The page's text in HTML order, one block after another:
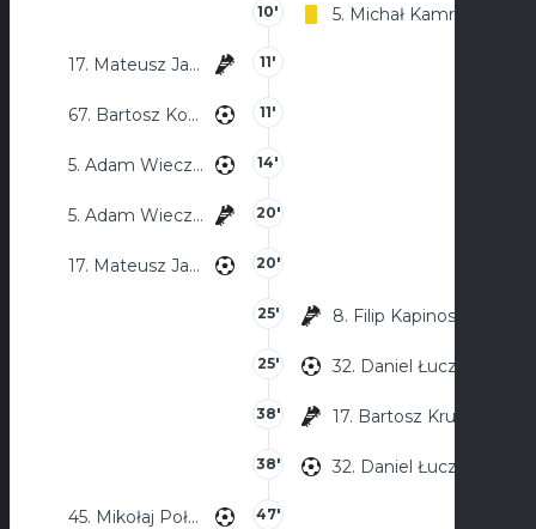
5. Michał Kamraj
10'
17. Mateusz Jasiczek 11'
67. Bartosz Kozak 11'
5. Adam Wieczorek 14'
5. Adam Wieczorek 20'
17. Mateusz Jasiczek 20'
8. Filip Kapinos
25'
25'
17. Bartosz Kruk
38'
38'
45. Mikołaj Połomka 47'